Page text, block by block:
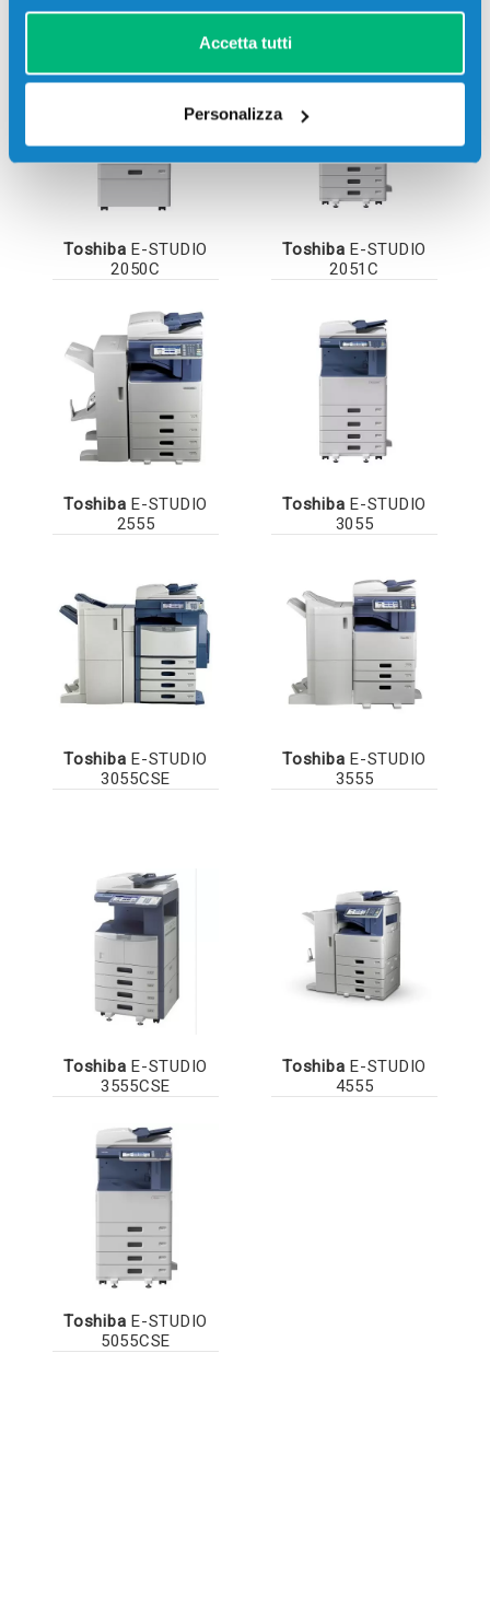
Accetta tutti
Personalizza
Toshiba E-STUDIO
2050C
Toshiba E-STUDIO
2051C
Toshiba E-STUDIO
2555
Toshiba E-STUDIO
3055
Toshiba E-STUDIO
3055CSE
Toshiba E-STUDIO
3555
Toshiba E-STUDIO
3555CSE
Toshiba E-STUDIO
4555
Toshiba E-STUDIO
5055CSE